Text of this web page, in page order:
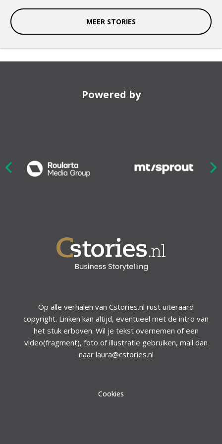
MEER STORIES
Powered by
Op alle verhalen van Cstories.nl rust uiteraard
copyright. Linken kan altijd, eventueel met de intro van
het stuk erboven. Wil je tekst overnemen of een
video(fragment), foto of illustratie gebruiken, mail dan
naar laura@cstories.nl
Cookies